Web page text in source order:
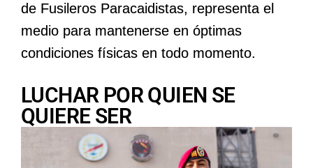
de Fusileros Paracaidistas, representa el
medio para mantenerse en óptimas
condiciones físicas en todo momento.
LUCHAR POR QUIEN SE
QUIERE SER